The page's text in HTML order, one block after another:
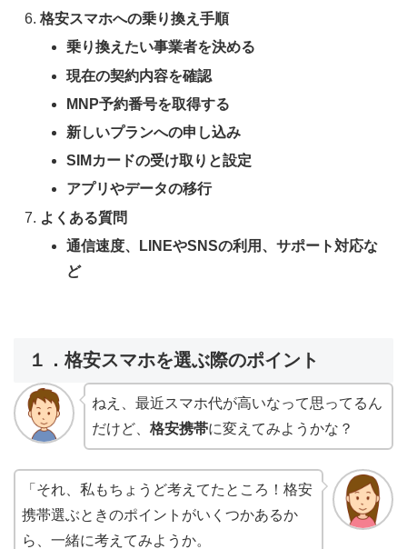
格安スマホへの乗り換え手順
乗り換えたい事業者を決める
現在の契約内容を確認
MNP予約番号を取得する
新しいプランへの申し込み
SIMカードの受け取りと設定
アプリやデータの移行
よくある質問
通信速度、LINEやSNSの利用、サポート対応な
ど
１．格安スマホを選ぶ際のポイント
ねえ、最近スマホ代が高いなって思ってるん
だけど、 格安携帯に変えてみようかな？
「それ、私もちょうど考えてたところ！格安
携帯選ぶときのポイントがいくつかあるか
ら、一緒に考えてみようか。